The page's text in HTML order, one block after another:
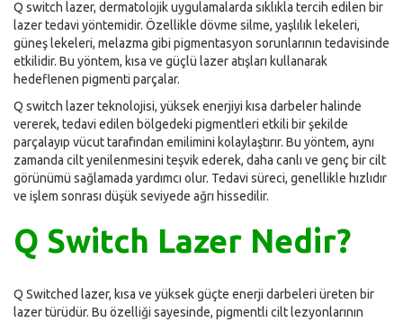
Q switch lazer, dermatolojik uygulamalarda sıklıkla tercih edilen bir
lazer tedavi yöntemidir. Özellikle dövme silme, yaşlılık lekeleri,
güneş lekeleri, melazma gibi pigmentasyon sorunlarının tedavisinde
etkilidir. Bu yöntem, kısa ve güçlü lazer atışları kullanarak
hedeflenen pigmenti parçalar.
Q switch lazer teknolojisi, yüksek enerjiyi kısa darbeler halinde
vererek, tedavi edilen bölgedeki pigmentleri etkili bir şekilde
parçalayıp vücut tarafından emilimini kolaylaştırır. Bu yöntem, aynı
zamanda cilt yenilenmesini teşvik ederek, daha canlı ve genç bir cilt
görünümü sağlamada yardımcı olur. Tedavi süreci, genellikle hızlıdır
ve işlem sonrası düşük seviyede ağrı hissedilir.
Q Switch Lazer Nedir?
Q Switched lazer, kısa ve yüksek güçte enerji darbeleri üreten bir
lazer türüdür. Bu özelliği sayesinde, pigmentli cilt lezyonlarının